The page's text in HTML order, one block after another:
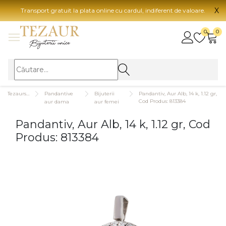
Transport gratuit la plata online cu cardul, indiferent de valoare. X
0 0
BIJUTERII
BIJUTERII FEMEI
Inele
Bratari
Pandantive
aur dama
Bijuterii
aur femei
Pandantiv, Aur Alb, 14 k, 1.12 gr,
Cod Produs: 813384
Pandantiv, Aur Alb, 14 k, 1.12 gr, Cod
Produs: 813384